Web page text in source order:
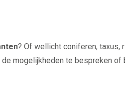
? Of wellicht coniferen, taxus,
mogelijkheden te bespreken of